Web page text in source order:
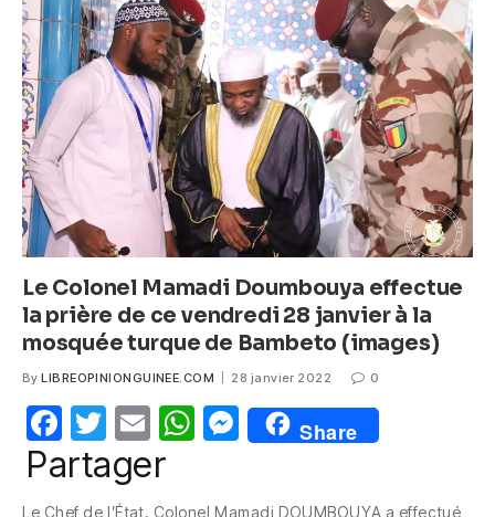
o
o
k
p
p
g
er
Le Colonel Mamadi Doumbouya effectue
la prière de ce vendredi 28 janvier à la
mosquée turque de Bambeto (images)
By LIBREOPINIONGUINEE.COM 28 janvier 2022 0
F
a
T
w
itt
E
m
W M
e
Share
Partager
Le Chef de l’État, Colonel Mamadi DOUMBOUYA a effectué